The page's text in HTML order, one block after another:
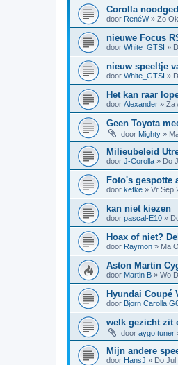
Corolla
door RenéW» Zo
nieuwe Focus
door White_GTSI »
nieuw speeltje
door White_GTSI »
Het kan raar
door Alexander » Za
Geen Toyota
door Mighty »
Milieubeleid
door J-Corolla » Do
Foto's gespotte
door kefke » Vr Sep
kan niet kiezen
door pascal-E10 »
Hoax of niet?
door Raymon » Ma
Aston Martin
door Martin B » Wo
Hyundai Coupé
door Bjorn Carolla
welk gezicht zit
door aygo tuner
Mijn andere
door HansJ » Do Jul